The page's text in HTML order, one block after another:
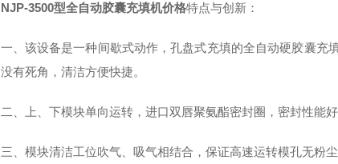
NJP-3500型全自动胶囊充填机价格特点与创新：
一、该设备是一种间歇式动作，孔盘式充填的全自动硬胶囊充
没有死角，清洁方便快捷。
二、上、下模块单向运转，进口双唇聚氨酯密封圈，密封性能好
三、模块清洁工位吹气、吸气相结合，保证高速运转模孔无粉尘